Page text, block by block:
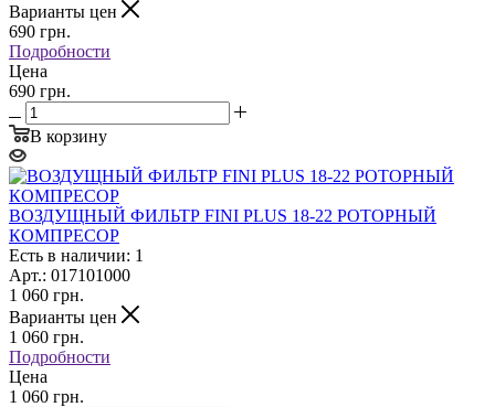
Варианты цен
690 грн.
Подробности
Цена
690 грн.
В корзину
ВОЗДУЩНЫЙ ФИЛЬТР FINI PLUS 18-22 РОТОРНЫЙ
КОМПРЕСОР
Есть в наличии: 1
Арт.: 017101000
1 060 грн.
Варианты цен
1 060 грн.
Подробности
Цена
1 060 грн.